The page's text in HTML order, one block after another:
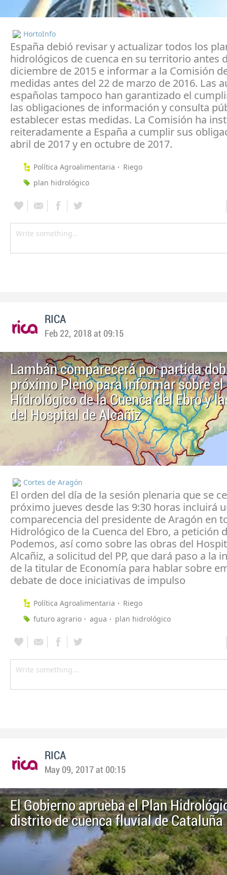
HortoInfo
España debió revisar y actualizar todos los
hidrológicos de cuenca en su territorio antes
diciembre de 2015 e informar a la Comisión
medidas antes del 22 de marzo de 2016. Las
españolas tampoco han garantizado el
las obligaciones de información y consulta
establecer estas medidas. La Comisión ha
reiteradamente a España a cumplir sus
abril de 2017 y en octubre de 2017.
Política Agroalimentaria
Riego
plan hidrológico
RICA
Feb 22, 2018 at 09:15
Lambán comparecerá por partida
próximo Pleno para informar sobre el
Hidrológico de la Cuenca del Ebro y
del Hospital de Alcañiz
Cortes de Aragón
El orden del día de la sesión plenaria que se
próximo jueves desde las 9:30 horas incluirá
comparecencia del presidente de Aragón en
Hidrológico de la Cuenca del Ebro, a petición
Podemos, así como sobre las obras del
Alcañiz, a solicitud del PP, que dará paso a la
de la titular de Economía para hablar sobre
debate de doce iniciativas de impulso
Política Agroalimentaria
Riego
futuro agrario
agua plan hidrológico
RICA
May 09, 2017 at 00:15
El Gobierno aprueba el Plan
distrito de cuenca fluvial de Cataluña